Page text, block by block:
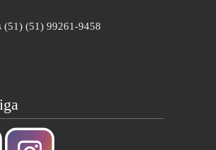
(51) (51) 99261-9458